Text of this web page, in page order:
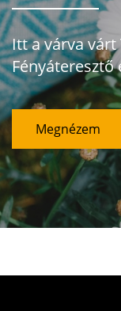
Itt a várva várt
Fényáteresztő
Megnézem